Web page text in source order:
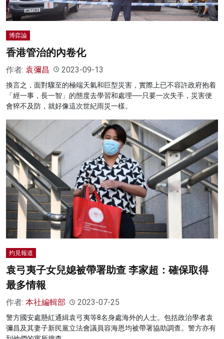
灼見活動
博弈論
香港管治的內卷化
作者: 袁彌昌 2023-09-13
換言之，面對驟至的極端天氣和巨型災害，實際上已不容許政府抱着
「經一事，長一智」的態度去學習和處理──只要一次失手，災害便
會猝不及防，就好像這次世紀雨災一樣。
灼見報道
袁弓夷子女兒媳被帶署助查 李家超：確保取得
最多情報
作者: 本社編輯部 2023-07-25
警方國安處懸紅通緝袁弓夷等8名身處海外的人士。包括政治學者袁
彌昌及其妻子新民黨立法會議員容海恩均被帶署協助調查。警方亦有